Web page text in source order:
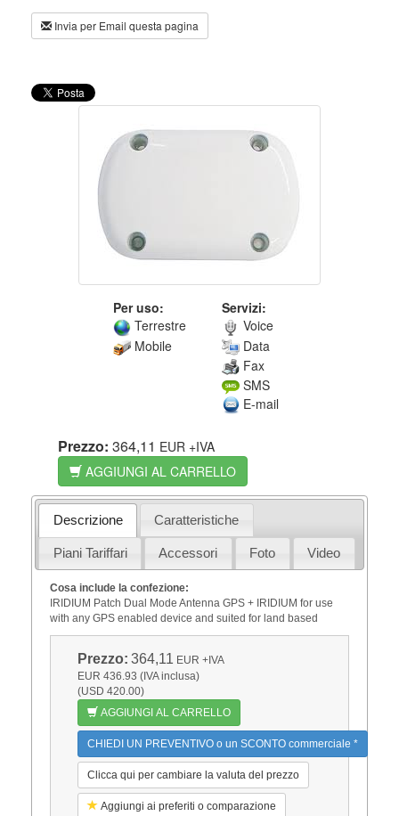
Invia per Email questa pagina
Per uso:
Terrestre
Mobile
Servizi:
Voice
Data
Fax
SMS
E-mail
Prezzo: 364,11 EUR +IVA
AGGIUNGI AL CARRELLO
Descrizione Caratteristiche
Piani Tariffari Accessori Foto Video
Cosa include la confezione:
IRIDIUM Patch Dual Mode Antenna GPS + IRIDIUM for use
with any GPS enabled device and suited for land based
Prezzo: 364,11 EUR +IVA
EUR 436.93 (IVA inclusa)
(USD 420.00)
AGGIUNGI AL CARRELLO
CHIEDI UN PREVENTIVO o un SCONTO commerciale *
Clicca qui per cambiare la valuta del prezzo
Aggiungi ai preferiti o comparazione